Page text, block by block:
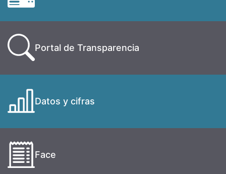
Portal de Transparencia
Datos y cifras
Face